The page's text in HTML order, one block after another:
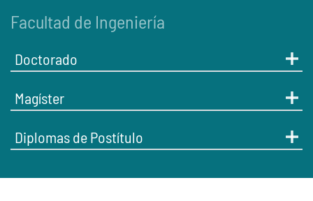
Facultad de Ingeniería
Doctorado
Magíster
Diplomas de Postítulo